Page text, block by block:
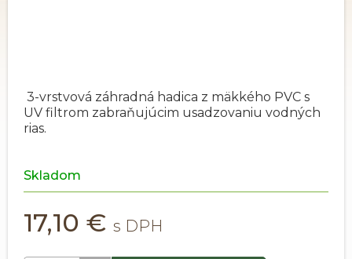
Skladom
17,10 €
3-vrstvová záhradná hadica z mäkkého PVC s
UV filtrom zabraňujúcim usadzovaniu vodných
rias.